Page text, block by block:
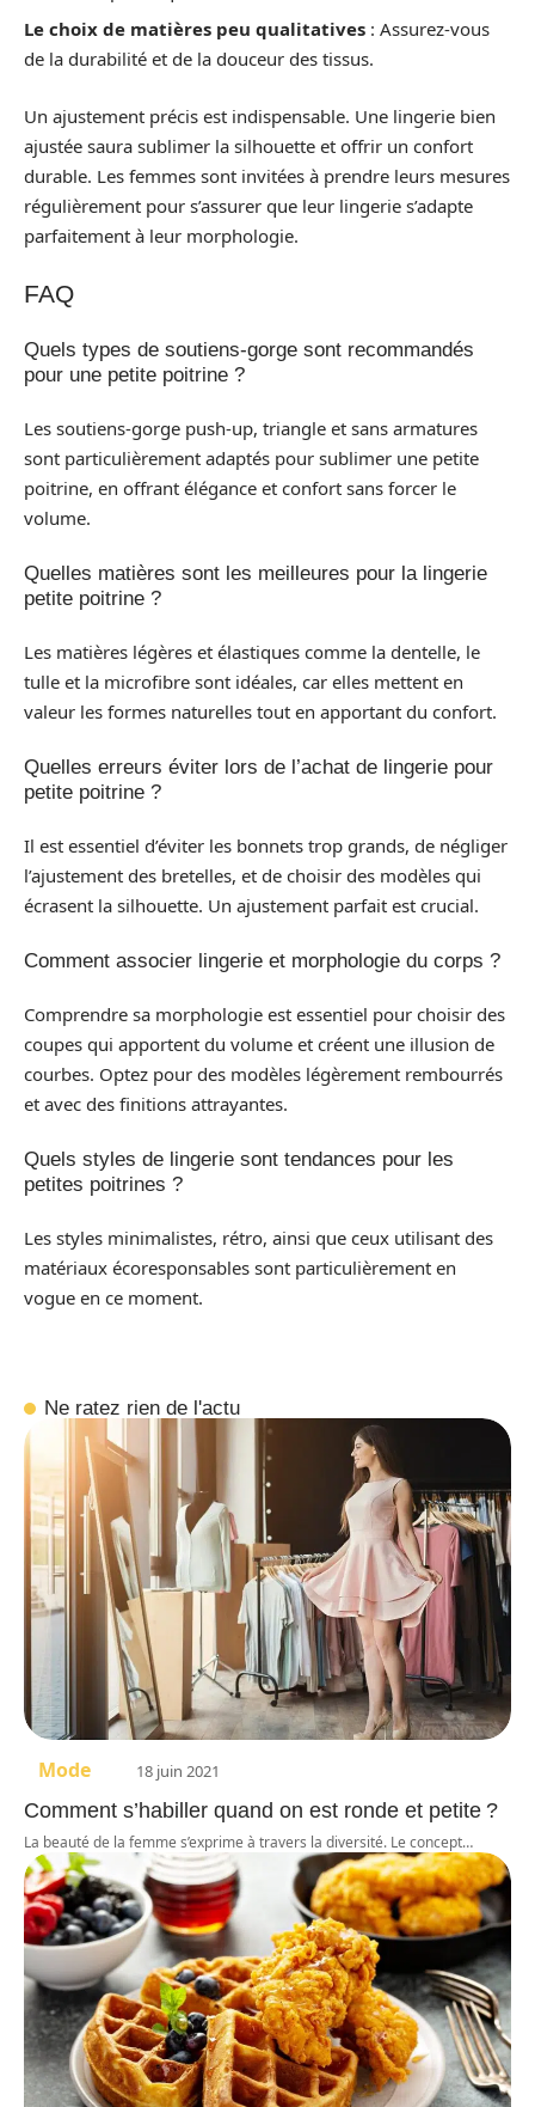
Le choix de matières peu qualitatives : Assurez-vous
de la durabilité et de la douceur des tissus.
Un ajustement précis est indispensable. Une lingerie bien
ajustée saura sublimer la silhouette et offrir un confort
durable. Les femmes sont invitées à prendre leurs mesures
régulièrement pour s’assurer que leur lingerie s’adapte
parfaitement à leur morphologie.
FAQ
Quels types de soutiens-gorge sont recommandés
pour une petite poitrine ?
Les soutiens-gorge push-up, triangle et sans armatures
sont particulièrement adaptés pour sublimer une petite
poitrine, en offrant élégance et confort sans forcer le
volume.
Quelles matières sont les meilleures pour la lingerie
petite poitrine ?
Les matières légères et élastiques comme la dentelle, le
tulle et la microfibre sont idéales, car elles mettent en
valeur les formes naturelles tout en apportant du confort.
Quelles erreurs éviter lors de l’achat de lingerie pour
petite poitrine ?
Il est essentiel d’éviter les bonnets trop grands, de négliger
l’ajustement des bretelles, et de choisir des modèles qui
écrasent la silhouette. Un ajustement parfait est crucial.
Comment associer lingerie et morphologie du corps ?
Comprendre sa morphologie est essentiel pour choisir des
coupes qui apportent du volume et créent une illusion de
courbes. Optez pour des modèles légèrement rembourrés
et avec des finitions attrayantes.
Quels styles de lingerie sont tendances pour les
petites poitrines ?
Les styles minimalistes, rétro, ainsi que ceux utilisant des
matériaux écoresponsables sont particulièrement en
vogue en ce moment.
Ne ratez rien de l'actu
Mode 18 juin 2021
Comment s’habiller quand on est ronde et petite ?
La beauté de la femme s’exprime à travers la diversité. Le concept…